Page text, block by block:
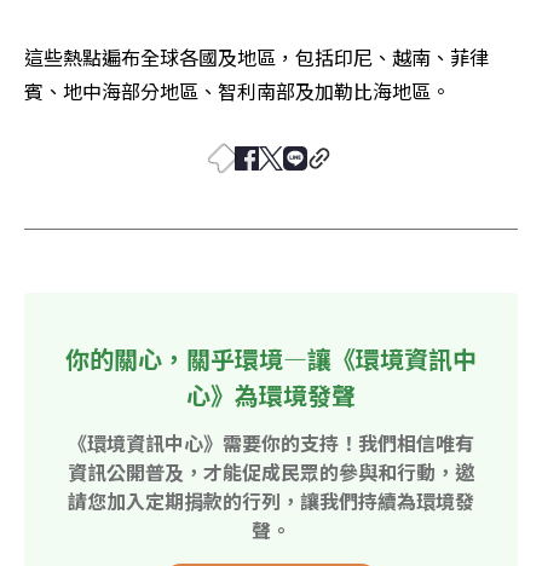
這些熱點遍布全球各國及地區，包括印尼、越南、菲律
賓、地中海部分地區、智利南部及加勒比海地區。
你的關心，關乎環境—讓《環境資訊中
心》為環境發聲
《環境資訊中心》需要你的支持！我們相信唯有
資訊公開普及，才能促成民眾的參與和行動，邀
請您加入定期捐款的行列，讓我們持續為環境發
聲。